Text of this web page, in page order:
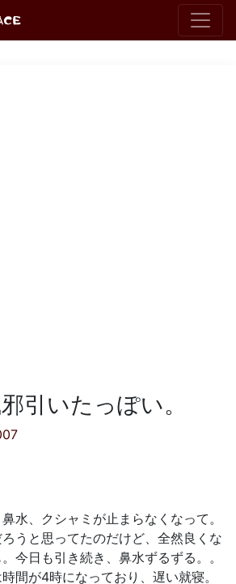
引いたっぽい。
水、クシャミが止まらなくなって。
うと思ってたのだけど、全然良くな
今日も引き続き、鼻水ずるずる。。
間が4時になっており、遅い就寝。